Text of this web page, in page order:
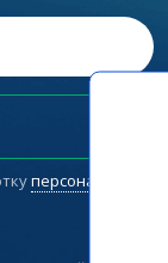
персональных